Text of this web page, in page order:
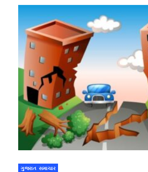
ગુજરાત સમાચાર